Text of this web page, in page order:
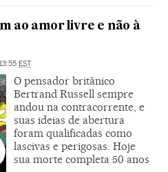
ao amor livre e não à
EST
O pensador britânico
Bertrand Russell sempre
andou na contracorrente, e
suas ideias de abertura
foram qualificadas como
lascivas e perigosas. Hoje
sua morte completa 50 anos